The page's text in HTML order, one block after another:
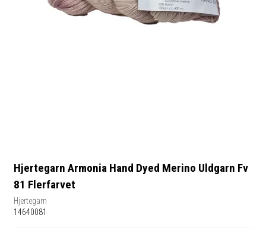
Hjertegarn Armonia Hand Dyed Merino Uldgarn Fv
81 Flerfarvet
Hjertegarn
14640081